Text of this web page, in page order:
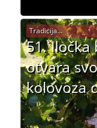
51. Iločka
otvara
kolovoza
Tradicija...